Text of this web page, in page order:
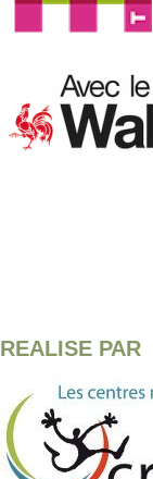
REALISE PAR